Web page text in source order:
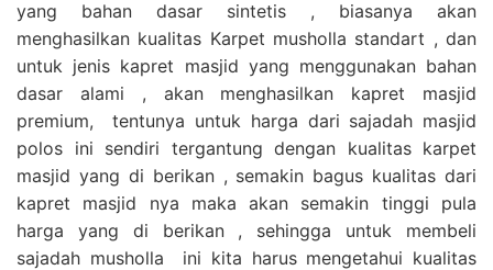
yang bahan dasar sintetis , biasanya akan
menghasilkan kualitas Karpet musholla standart , dan
untuk jenis kapret masjid yang menggunakan bahan
dasar alami , akan menghasilkan kapret masjid
premium, tentunya untuk harga dari sajadah masjid
polos ini sendiri tergantung dengan kualitas karpet
masjid yang di berikan , semakin bagus kualitas dari
kapret masjid nya maka akan semakin tinggi pula
harga yang di berikan , sehingga untuk membeli
sajadah musholla ini kita harus mengetahui kualitas